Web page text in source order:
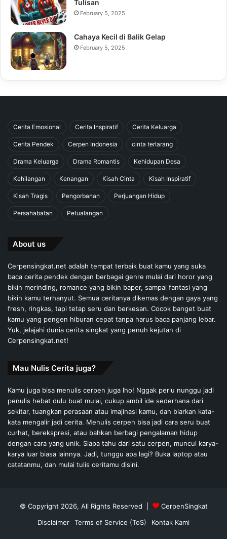
Tulisan
February 5, 2025
Cahaya Kecil di Balik Gelap
February 5, 2025
Cerita Emosional Cerita Inspiratif Cerita Keluarga
Cerita Pendek Cerpen Indonesia cinta terlarang
Drama Keluarga Drama Romantis Kehidupan Desa
Kehilangan Kenangan Kisah Cinta Kisah Inspiratif
Kisah Tragis Pengorbanan Perjuangan Hidup
Persahabatan Petualangan
About us
Cerpensingkat.net adalah tempat terbaik buat kamu yang suka
baca cerita pendek dengan berbagai genre mulai dari horor yang
bikin merinding, romance yang bikin baper, sampai fantasi yang
bikin kamu terhanyut. Semua ceritanya dikemas dengan gaya yang
fresh, ringkas, tapi tetap seru dan berkesan. Cocok banget buat
kamu yang pengen hiburan cepat tanpa harus baca panjang lebar.
Yuk, jelajahi dunia cerita singkat yang penuh kejutan di
Cerpensingkat.net!
Mau Nulis Cerita juga?
Kamu juga bisa menulis cerpen juga lho! Nggak perlu nunggu jadi
penulis hebat dulu buat mulai, cukup ambil ide sederhana dari
sekitar, tuangkan perasaan atau imajinasi kamu, dan biarkan kata-
kata mengalir jadi cerita. Menulis cerpen bisa jadi cara seru buat
curhat, berekspresi, atau bahkan berbagi pengalaman hidup
dengan cara yang unik. Siapa tahu dari satu cerpen, muncul karya-
karya luar biasa lainnya. Jadi, tunggu apa lagi? Buka laptop atau
catatanmu, dan mulai tulis ceritamu disini.
© Copyright 2026, All Rights Reserved |
CerpenSingkat
Disclaimer
Terms of Service (ToS) Kontak Kami